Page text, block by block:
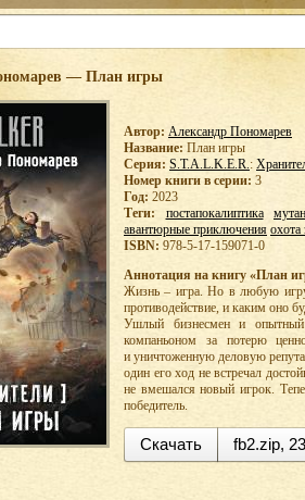
— План игры
Автор: Александр Пономарев
Название: План игры
Серия: S.T.A.L.K.E.R.:
Номер книги в серии: 3
Год: 2023
Теги:
постапокалиптика
авантюрные приключения охота
ISBN: 978-5-17-159071-0
Аннотация на книгу «План
Жизнь – игра. Но в любую
противодействие, и каким оно
Ушлый бизнесмен и
компаньоном за потерю
и уничтоженную деловую
один его ход не встречал
не вмешался новый игрок.
победитель.
Скачать fb2.zip,